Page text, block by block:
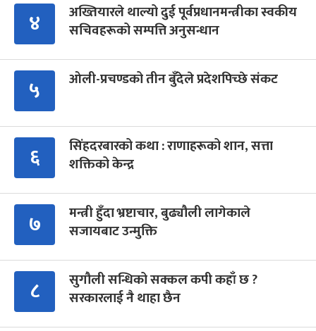
४
अख्तियारले थाल्यो दुई पूर्वप्रधानमन्त्रीका स्वकीय
सचिवहरूको सम्पत्ति अनुसन्धान
५ ओली-प्रचण्डको तीन बुँदेले प्रदेशपिच्छे संकट
६
सिंहदरबारको कथा : राणाहरूको शान, सत्ता
शक्तिको केन्द्र
७
मन्त्री हुँदा भ्रष्टाचार, बुढ्यौली लागेकाले
सजायबाट उन्मुक्ति
८
सुगौली सन्धिको सक्कल कपी कहाँ छ ?
सरकारलाई नै थाहा छैन